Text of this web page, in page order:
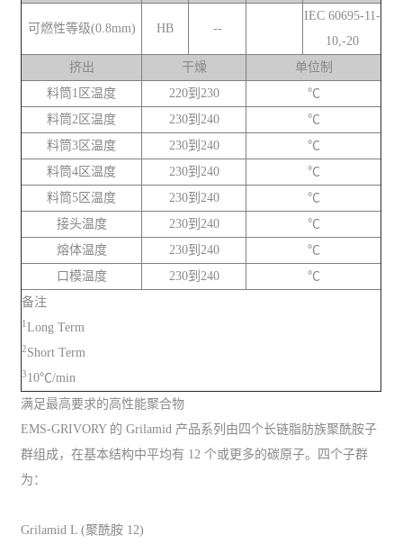
可燃性等级(0.8mm) HB --
IEC 60695-11-
10,-20
挤出
干燥
单位制
料筒1区温度
220到230
℃
料筒2区温度
230到240
℃
料筒3区温度
230到240
℃
料筒4区温度
230到240
℃
料筒5区温度
230到240
℃
接头温度
230到240
℃
熔体温度
230到240
℃
口模温度
230到240
℃
备注
1Long Term
2Short Term
310℃/min
满足最高要求的高性能聚合物
EMS-GRIVORY 的 Grilamid 产品系列由四个长链脂肪族聚酰胺子
群组成，在基本结构中平均有 12 个或更多的碳原子。四个子群
为：
Grilamid L (聚酰胺 12)